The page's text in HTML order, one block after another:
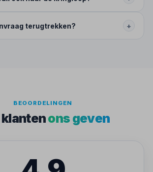
terugtrekken? +
BEOORDELINGEN
ons geven